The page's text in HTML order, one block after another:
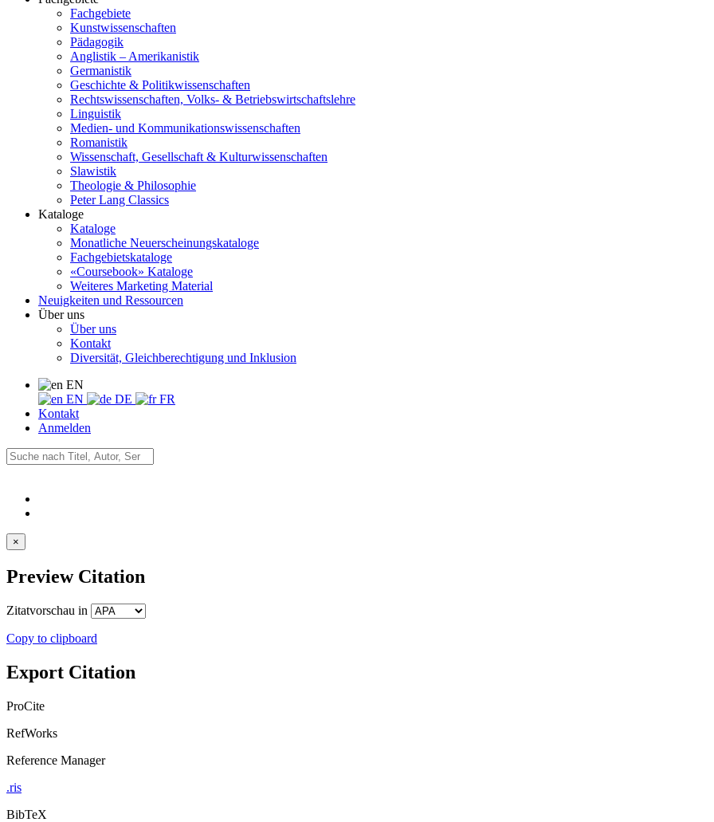
Fachgebiete
Kunstwissenschaften
Pädagogik
Anglistik – Amerikanistik
Germanistik
Geschichte & Politikwissenschaften
Rechtswissenschaften, Volks- & Betriebswirtschaftslehre
Linguistik
Medien- und Kommunikationswissenschaften
Romanistik
Wissenschaft, Gesellschaft & Kulturwissenschaften
Slawistik
Theologie & Philosophie
Peter Lang Classics
Kataloge
Kataloge
Monatliche Neuerscheinungskataloge
Fachgebietskataloge
«Coursebook» Kataloge
Weiteres Marketing Material
Neuigkeiten und Ressourcen
Über uns
Über uns
Kontakt
Diversität, Gleichberechtigung und Inklusion
EN
EN
DE
FR
Kontakt
Anmelden
×
Preview Citation
Zitatvorschau in
Copy to clipboard
Export Citation
ProCite
RefWorks
Reference Manager
.ris
BibTeX